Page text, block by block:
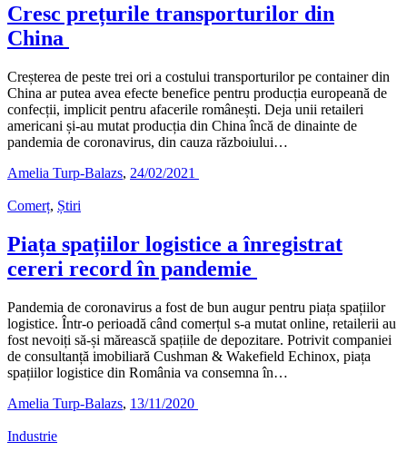
Cresc prețurile transporturilor din
China
Creșterea de peste trei ori a costului transporturilor pe container din
China ar putea avea efecte benefice pentru producția europeană de
confecții, implicit pentru afacerile românești. Deja unii retaileri
americani și-au mutat producția din China încă de dinainte de
pandemia de coronavirus, din cauza războiului…
Amelia Turp-Balazs, 24/02/2021
Comerț, Știri
Piața spațiilor logistice a înregistrat
cereri record în pandemie
Pandemia de coronavirus a fost de bun augur pentru piața spațiilor
logistice. Într-o perioadă când comerțul s-a mutat online, retailerii au
fost nevoiți să-și mărească spațiile de depozitare. Potrivit companiei
de consultanță imobiliară Cushman & Wakefield Echinox, piața
spațiilor logistice din România va consemna în…
Amelia Turp-Balazs, 13/11/2020
Industrie